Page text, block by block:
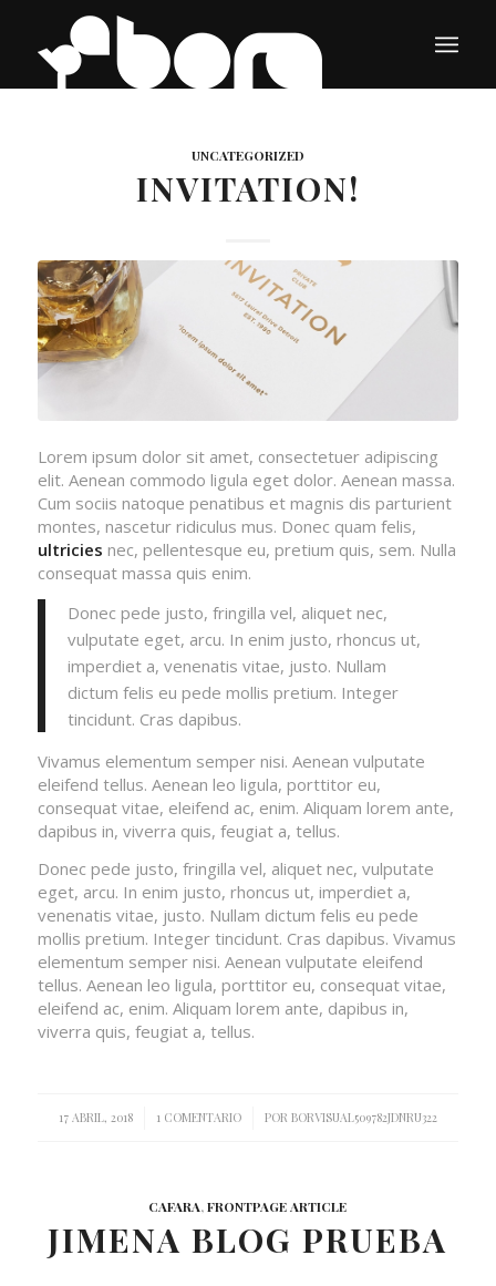
UNCATEGORIZED
INVITATION!
Lorem ipsum dolor sit amet, consectetuer adipiscing
elit. Aenean commodo ligula eget dolor. Aenean massa.
Cum sociis natoque penatibus et magnis dis parturient
montes, nascetur ridiculus mus. Donec quam felis,
ultricies nec, pellentesque eu, pretium quis, sem. Nulla
consequat massa quis enim.
Donec pede justo, fringilla vel, aliquet nec,
vulputate eget, arcu. In enim justo, rhoncus ut,
imperdiet a, venenatis vitae, justo. Nullam
dictum felis eu pede mollis pretium. Integer
tincidunt. Cras dapibus.
Vivamus elementum semper nisi. Aenean vulputate
eleifend tellus. Aenean leo ligula, porttitor eu,
consequat vitae, eleifend ac, enim. Aliquam lorem ante,
dapibus in, viverra quis, feugiat a, tellus.
Donec pede justo, fringilla vel, aliquet nec, vulputate
eget, arcu. In enim justo, rhoncus ut, imperdiet a,
venenatis vitae, justo. Nullam dictum felis eu pede
mollis pretium. Integer tincidunt. Cras dapibus. Vivamus
elementum semper nisi. Aenean vulputate eleifend
tellus. Aenean leo ligula, porttitor eu, consequat vitae,
eleifend ac, enim. Aliquam lorem ante, dapibus in,
viverra quis, feugiat a, tellus.
17 ABRIL, 2018
/ 1 COMENTARIO
/ POR BORVISUAL509782JDNRU322
CAFARA,FRONTPAGE ARTICLE
JIMENA BLOG PRUEBA